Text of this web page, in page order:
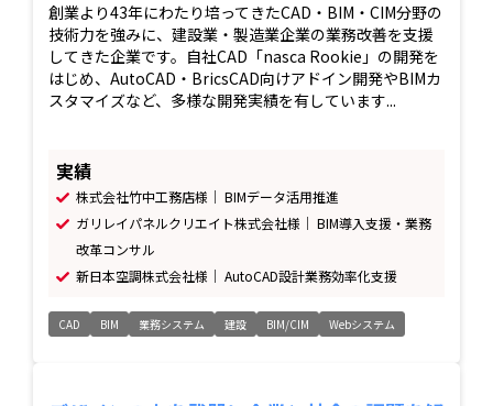
創業より43年にわたり培ってきたCAD・BIM・CIM分野の
技術力を強みに、建設業・製造業企業の業務改善を支援
してきた企業です。自社CAD「nasca Rookie」の開発を
はじめ、AutoCAD・BricsCAD向けアドイン開発やBIMカ
スタマイズなど、多様な開発実績を有しています...
実績
株式会社竹中工務店様｜ BIMデータ活用推進
ガリレイパネルクリエイト株式会社様｜ BIM導入支援・業務
改革コンサル
新日本空調株式会社様｜ AutoCAD設計業務効率化支援
CAD BIM 業務システム 建設 BIM/CIM Webシステム